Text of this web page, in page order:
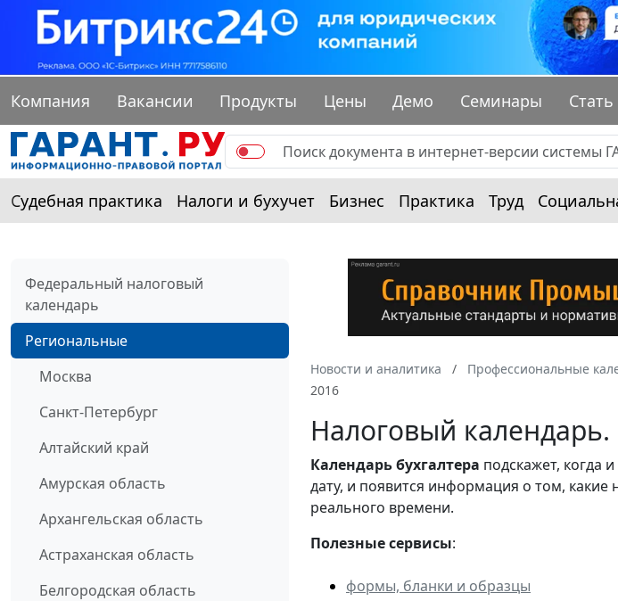
Компания Вакансии Продукты Цены Демо Семинары
Судебная практика Налоги и бухучет Бизнес Практика Труд
Федеральный налоговый
календарь
Региональные
Москва
Санкт-Петербург
Алтайский край
Амурская область
Архангельская область
Астраханская область
Белгородская область
Новости и аналитика Профессиональные
2016
Налоговый календарь.
Календарьбухгалтера подскажет, когда
дату, и появится информация о том,
реального времени.
Полезные сервисы:
формы, бланки и образцы